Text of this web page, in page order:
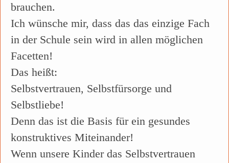
brauchen.
Ich wünsche mir, dass das das einzige Fach
in der Schule sein wird in allen möglichen
Facetten!
Das heißt:
Selbstvertrauen, Selbstfürsorge und
Selbstliebe!
Denn das ist die Basis für ein gesundes
konstruktives Miteinander!
Wenn unsere Kinder das Selbstvertrauen